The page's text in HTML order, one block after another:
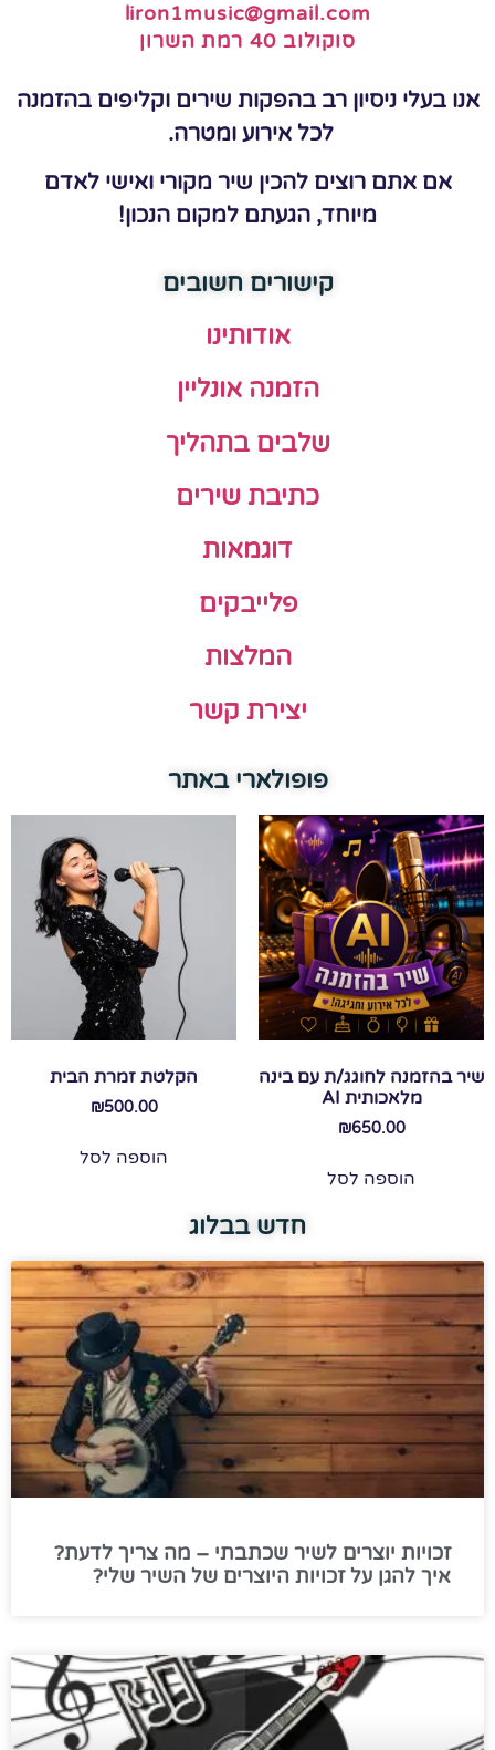
liron1music@gmail.com
סוקולוב 40 רמת השרון
אנו בעלי ניסיון רב בהפקות שירים וקליפים בהזמנה
לכל אירוע ומטרה.
אם אתם רוצים להכין שיר מקורי ואישי לאדם
מיוחד, הגעתם למקום הנכון!
קישורים חשובים
אודותינו
הזמנה אונליין
שלבים בתהליך
כתיבת שירים
דוגמאות
פלייבקים
המלצות
יצירת קשר
פופולארי באתר
שיר בהזמנה לחוגג/ת עם בינה
מלאכותית AI
₪650.00
הוספה לסל
הקלטת זמרת הבית
₪500.00
הוספה לסל
חדש בבלוג
זכויות יוצרים לשיר שכתבתי – מה צריך לדעת?
איך להגן על זכויות היוצרים של השיר שלי?